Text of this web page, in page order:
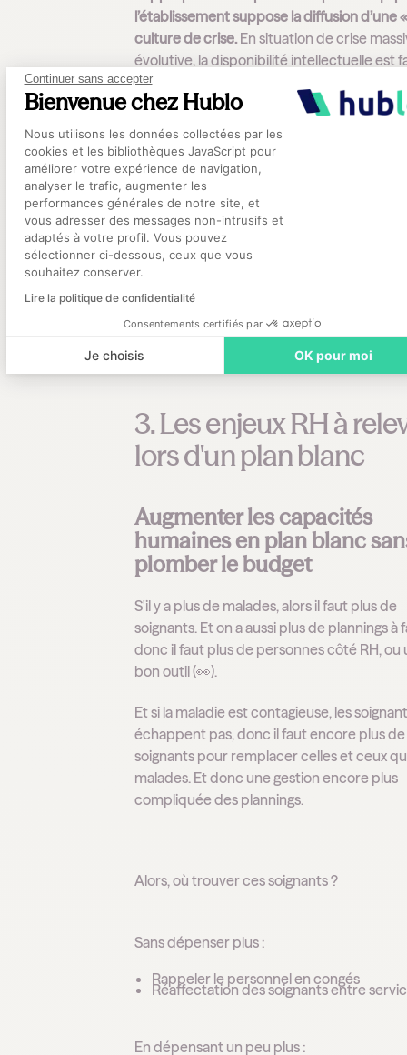
Continuer sans accepter
Bienvenue chez Hublo
Plateforme de Gestion du
Nous utilisons les données collectées par les
cookies et les bibliothèques JavaScript pour
améliorer votre expérience de navigation,
analyser le trafic, augmenter les
performances générales de notre site, et
vous adresser des messages non-intrusifs et
adaptés à votre profil. Vous pouvez
sélectionner ci-dessous, ceux que vous
souhaitez conserver.
Lire la politique de confidentialité
Consentements certifiés par
Je choisis OK pour moi
Axeptio consent
l’établissement suppose la diffusion d’une
culture de crise.En situation de crise
évolutive, la disponibilité intellectuelle est
ce qui nécessite d’acquérir une formation
préalable : pratique régulière d’exercices
moins un par an), connaissance des fiches-
réflexes individuelles, sensibilisation aux
NRBC (Nucléaire, Radiologique,
ou Chimique).
Les personnels hospitaliers doivent
identifier leur mission, leur rôle et leur
leurs domaines de compétences ou
d’intervention en sachant que le
normal de l’établissement est compromis.
3. Les enjeux RH à
lors d'un plan blanc
Augmenter les capacités
humaines en plan blanc
plomber le budget
S'il y a plus de malades, alors il faut plus de
soignants. Et on a aussi plus de plannings à
donc il faut plus de personnes côté RH, ou
bon outil (👀).
Et si la maladie est contagieuse, les
échappent pas, donc il faut encore plus de
soignants pour remplacer celles et ceux
malades. Et donc une gestion encore plus
compliquée des plannings.
Alors, où trouver ces soignants ?
Sans dépenser plus :
Rappeler le personnel en congés
Réaffectation des soignants entre
En dépensant un peu plus :